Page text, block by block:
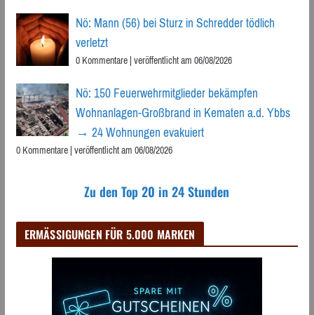
Nö: Mann (56) bei Sturz in Schredder tödlich
verletzt
0 Kommentare|veröffentlicht am 06/08/2026
Nö: 150 Feuerwehrmitglieder bekämpfen
Wohnanlagen-Großbrand in Kematen a.d. Ybbs
→ 24 Wohnungen evakuiert
0 Kommentare|veröffentlicht am 06/08/2026
Zu den Top 20 in 24 Stunden
ERMÄSSIGUNGEN FÜR 5.000 MARKEN